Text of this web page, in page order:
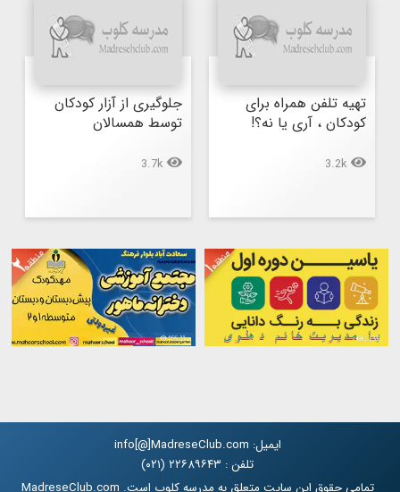
تهیه تلفن همراه برای
کودکان ، آری یا نه؟!
3.2k
جلوگیری از آزار کودکان
توسط همسالان
3.7k
2.1M
466.1k
ایمیل: info[@]MadreseClub.com
تلفن : ۲۲۶۸۹۶۴۳ (۰۲۱)
تمامی حقوق این سایت متعلق به مدرسه کلوب است. MadreseClub.com